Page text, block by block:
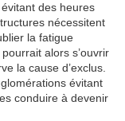
des heures
nécessitent
la fatigue
alors s’ouvrir
la cause d’exclus.
évitant
conduire à devenir